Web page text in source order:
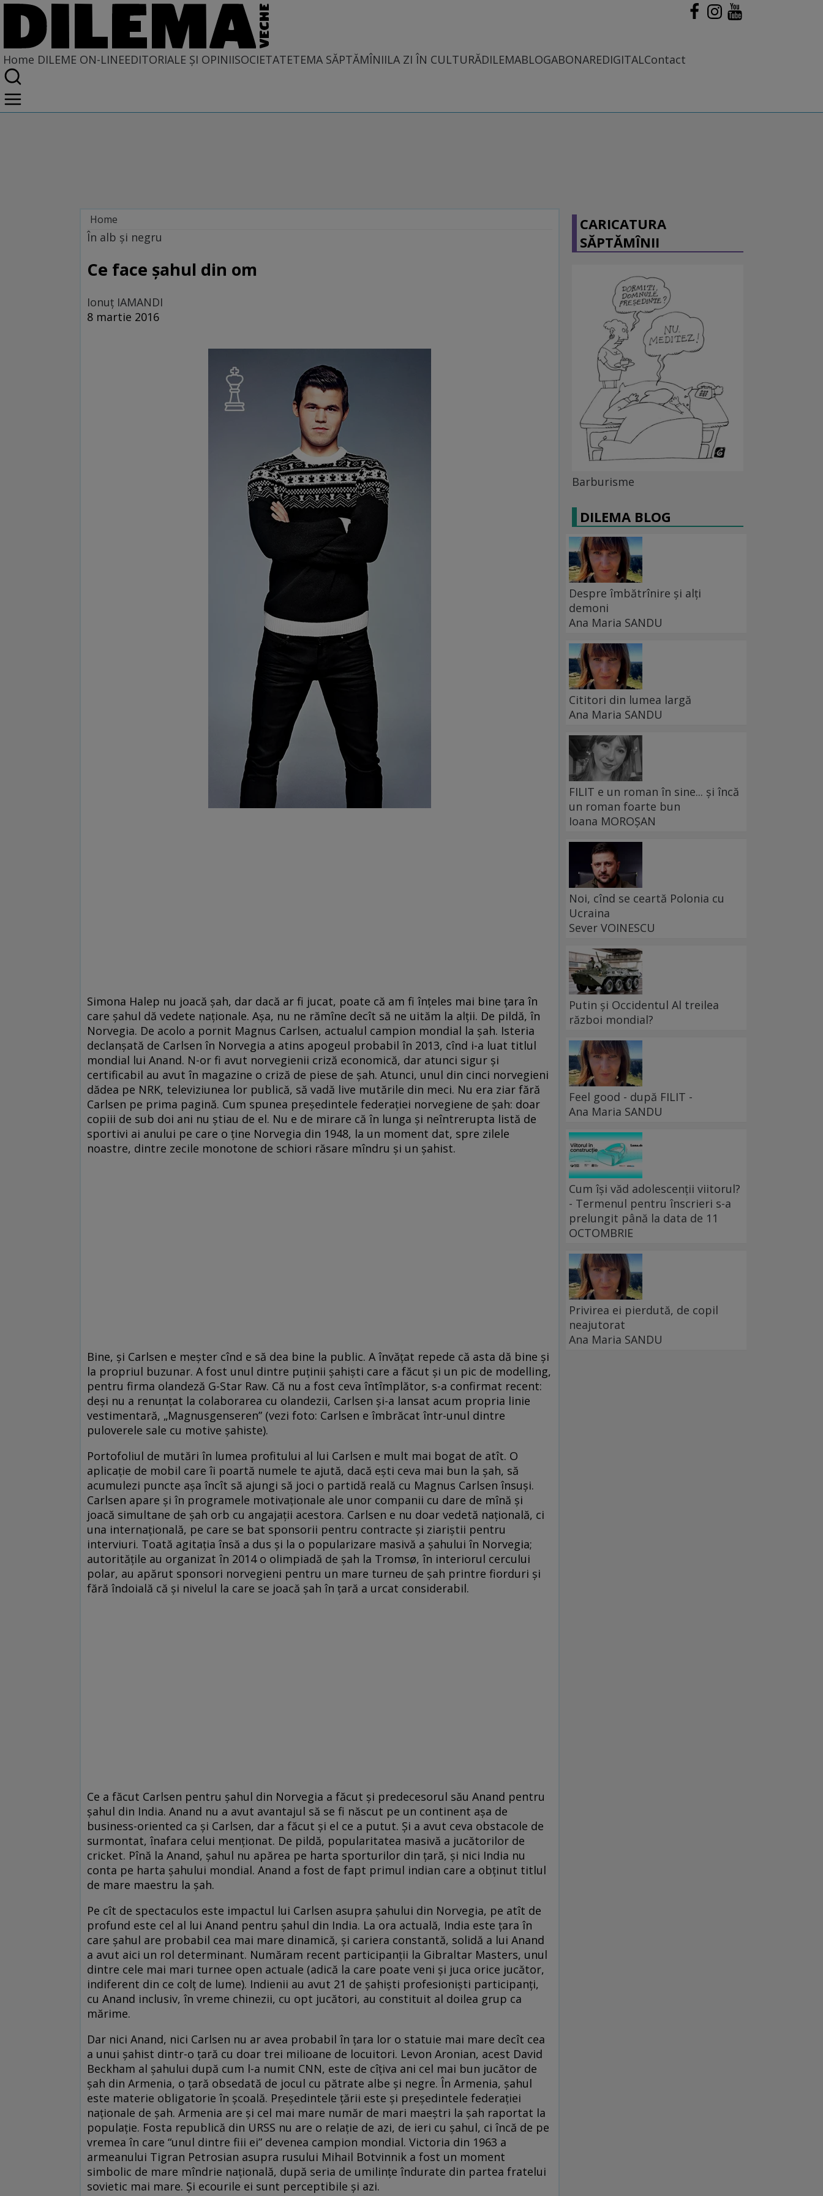
Home DILEME ON-LINEEDITORIALE ȘI OPINIISOCIETATETEMA SĂPTĂMÎNIILA ZI ÎN CULTURĂDILEMABLOGABONAREDIGITALContact
Home
Dileme on-line
În alb şi negru
Ce face şahul din om
Ionuţ IAMANDI
8 martie 2016
Simona Halep nu joacă şah, dar dacă ar fi jucat, poate că am fi înţeles mai bine ţara în
care şahul dă vedete naţionale. Aşa, nu ne rămîne decît să ne uităm la alţii. De pildă, în
Norvegia. De acolo a pornit Magnus Carlsen, actualul campion mondial la şah. Isteria
declanşată de Carlsen în Norvegia a atins apogeul probabil în 2013, cînd i-a luat titlul
mondial lui Anand. N-or fi avut norvegienii criză economică, dar atunci sigur și
certificabil au avut în magazine o criză de piese de șah. Atunci, unul din cinci norvegieni
dădea pe NRK, televiziunea lor publică, să vadă live mutările din meci. Nu era ziar fără
Carlsen pe prima pagină. Cum spunea preşedintele federaţiei norvegiene de şah: doar
copiii de sub doi ani nu ştiau de el. Nu e de mirare că în lunga şi neîntrerupta listă de
sportivi ai anului pe care o ţine Norvegia din 1948, la un moment dat, spre zilele
noastre, dintre zecile monotone de schiori răsare mîndru şi un şahist.
Bine, şi Carlsen e meşter cînd e să dea bine la public. A învăţat repede că asta dă bine şi
la propriul buzunar. A fost unul dintre puţinii şahişti care a făcut şi un pic de modelling,
pentru firma olandeză G-Star Raw. Că nu a fost ceva întîmplător, s-a confirmat recent:
deşi nu a renunţat la colaborarea cu olandezii, Carlsen şi-a lansat acum propria linie
vestimentară, „Magnusgenseren” (vezi foto: Carlsen e îmbrăcat într-unul dintre
puloverele sale cu motive șahiste).
Portofoliul de mutări în lumea profitului al lui Carlsen e mult mai bogat de atît. O
aplicaţie de mobil care îi poartă numele te ajută, dacă eşti ceva mai bun la şah, să
acumulezi puncte aşa încît să ajungi să joci o partidă reală cu Magnus Carlsen însuşi.
Carlsen apare şi în programele motivaţionale ale unor companii cu dare de mînă şi
joacă simultane de şah orb cu angajaţii acestora. Carlsen e nu doar vedetă naţională, ci
una internaţională, pe care se bat sponsorii pentru contracte şi ziariştii pentru
interviuri. Toată agitaţia însă a dus şi la o popularizare masivă a şahului în Norvegia;
autorităţile au organizat în 2014 o olimpiadă de şah la Tromsø, în interiorul cercului
polar, au apărut sponsori norvegieni pentru un mare turneu de şah printre fiorduri şi
fără îndoială că şi nivelul la care se joacă şah în ţară a urcat considerabil.
Ce a făcut Carlsen pentru şahul din Norvegia a făcut şi predecesorul său Anand pentru
şahul din India. Anand nu a avut avantajul să se fi născut pe un continent aşa de
business-oriented ca şi Carlsen, dar a făcut şi el ce a putut. Şi a avut ceva obstacole de
surmontat, înafara celui menţionat. De pildă, popularitatea masivă a jucătorilor de
cricket. Pînă la Anand, şahul nu apărea pe harta sporturilor din ţară, şi nici India nu
conta pe harta şahului mondial. Anand a fost de fapt primul indian care a obţinut titlul
de mare maestru la şah.
Pe cît de spectaculos este impactul lui Carlsen asupra şahului din Norvegia, pe atît de
profund este cel al lui Anand pentru şahul din India. La ora actuală, India este ţara în
care şahul are probabil cea mai mare dinamică, şi cariera constantă, solidă a lui Anand
a avut aici un rol determinant. Număram recent participanţii la Gibraltar Masters, unul
dintre cele mai mari turnee open actuale (adică la care poate veni şi juca orice jucător,
indiferent din ce colţ de lume). Indienii au avut 21 de şahişti profesionişti participanţi,
cu Anand inclusiv, în vreme chinezii, cu opt jucători, au constituit al doilea grup ca
mărime.
Dar nici Anand, nici Carlsen nu ar avea probabil în ţara lor o statuie mai mare decît cea
a unui şahist dintr-o țară cu doar trei milioane de locuitori. Levon Aronian, acest David
Beckham al şahului după cum l-a numit CNN, este de cîțiva ani cel mai bun jucător de
şah din Armenia, o ţară obsedată de jocul cu pătrate albe şi negre. În Armenia, şahul
este materie obligatorie în şcoală. Preşedintele ţării este şi preşedintele federaţiei
naţionale de şah. Armenia are şi cel mai mare număr de mari maeştri la şah raportat la
populaţie. Fosta republică din URSS nu are o relaţie de azi, de ieri cu şahul, ci încă de pe
vremea în care “unul dintre fiii ei” devenea campion mondial. Victoria din 1963 a
armeanului Tigran Petrosian asupra rusului Mihail Botvinnik a fost un moment
simbolic de mare mîndrie naţională, după seria de umilinţe îndurate din partea fratelui
sovietic mai mare. Şi ecourile ei sunt perceptibile şi azi.
CARICATURA
SĂPTĂMÎNII
Barburisme
DILEMA BLOG
Despre îmbătrînire și alți
demoni
Ana Maria SANDU
Cititori din lumea largă
Ana Maria SANDU
FILIT e un roman în sine... și încă
un roman foarte bun
Ioana MOROȘAN
Noi, cînd se ceartă Polonia cu
Ucraina
Sever VOINESCU
Putin și Occidentul Al treilea
război mondial?
Feel good - după FILIT -
Ana Maria SANDU
Cum își văd adolescenții viitorul?
- Termenul pentru înscrieri s-a
prelungit până la data de 11
OCTOMBRIE
Privirea ei pierdută, de copil
neajutorat
Ana Maria SANDU